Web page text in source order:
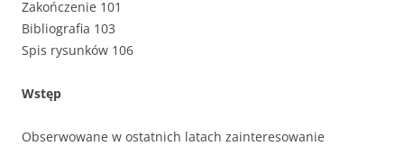
Zakończenie 101
Bibliografia 103
Spis rysunków 106
Wstęp
Obserwowane w ostatnich latach zainteresowanie